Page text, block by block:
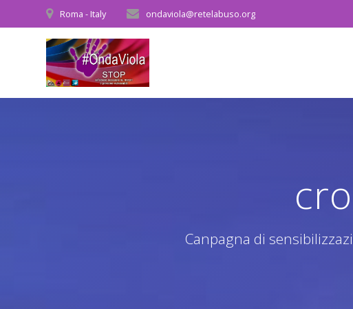
al
contenuto
Roma - Italy ondaviola@retelabuso.org
Canpagna di